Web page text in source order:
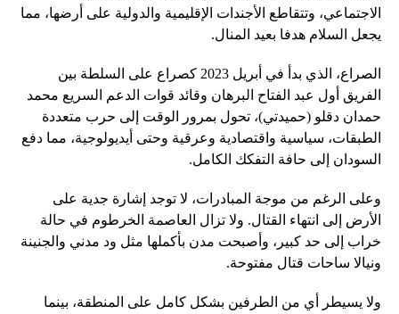
الاجتماعي، وتتقاطع الأجندات الإقليمية والدولية على أرضها، مما
يجعل السلام هدفا بعيد المنال.
الصراع، الذي بدأ في أبريل 2023 كصراع على السلطة بين
الفريق أول عبد الفتاح البرهان وقائد قوات الدعم السريع محمد
حمدان دقلو (حميدتي)، تحول بمرور الوقت إلى حرب متعددة
الطبقات، سياسية واقتصادية وعرقية وحتى أيديولوجية، مما دفع
السودان إلى حافة التفكك الكامل.
وعلى الرغم من موجة المبادرات، لا توجد إشارة جدية على
الأرض إلى انتهاء القتال. ولا تزال العاصمة الخرطوم في حالة
خراب إلى حد كبير، وأصبحت مدن بأكملها مثل ود مدني والجنينة
ونيالا ساحات قتال مفتوحة.
ولا يسيطر أي من الطرفين بشكل كامل على المنطقة، بينما